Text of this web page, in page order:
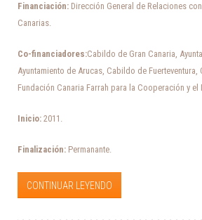
Financiación: Dirección General de Relaciones
Canarias.
Co-financiadores:Cabildo de Gran Canaria,
Ayuntamiento de Arucas, Cabildo de
Fundación Canaria Farrah para la Cooperación y
Inicio: 2011.
Finalización: Permanante.
CONTINUAR LEYENDO